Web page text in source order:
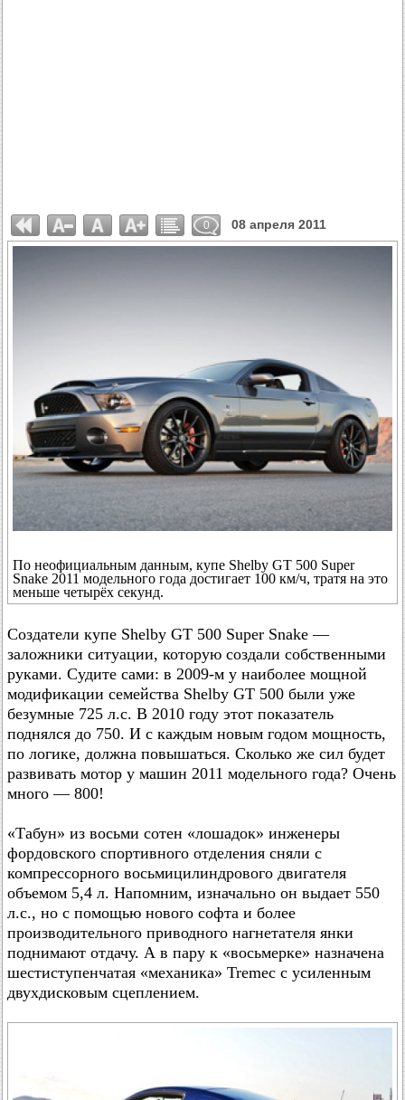
0 08 апреля 2011
По неофициальным данным, купе Shelby GT 500 Super
Snake 2011 модельного года достигает 100 км/ч, тратя на это
меньше четырёх секунд.
Создатели купе Shelby GT 500 Super Snake —
заложники ситуации, которую создали собственными
руками. Судите сами: в 2009-м у наиболее мощной
модификации семейства Shelby GT 500 были уже
безумные 725 л.с. В 2010 году этот показатель
поднялся до 750. И с каждым новым годом мощность,
по логике, должна повышаться. Сколько же сил будет
развивать мотор у машин 2011 модельного года? Очень
много — 800!
«Табун» из восьми сотен «лошадок» инженеры
фордовского спортивного отделения сняли с
компрессорного восьмицилиндрового двигателя
объемом 5,4 л. Напомним, изначально он выдает 550
л.с., но с помощью нового софта и более
производительного приводного нагнетателя янки
поднимают отдачу. А в пару к «восьмерке» назначена
шестиступенчатая «механика» Tremec с усиленным
двухдисковым сцеплением.